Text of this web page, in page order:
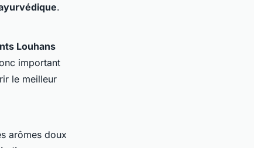
.
Louhans
important
le meilleur
arômes doux